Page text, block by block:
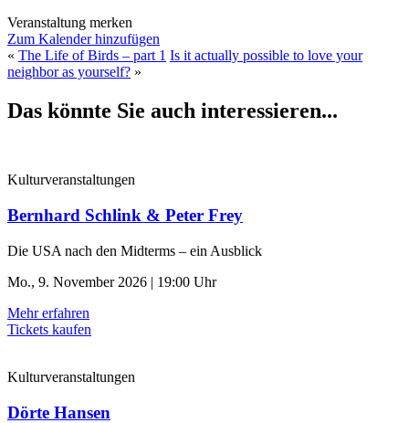
Veranstaltung merken
Zum Kalender hinzufügen
« The Life of Birds – part 1 Is it actually possible to love your
neighbor as yourself? »
Das könnte Sie auch interessieren...
Kulturveranstaltungen
Bernhard Schlink & Peter Frey
Die USA nach den Midterms – ein Ausblick
Mo., 9. November 2026 | 19:00 Uhr
Mehr erfahren
Tickets kaufen
Kulturveranstaltungen
Dörte Hansen